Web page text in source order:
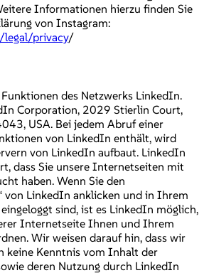
Informationen hierzu finden Sie
von Instagram:
privacy/
des Netzwerks LinkedIn.
Corporation, 2029 Stierlin Court,
USA. Bei jedem Abruf einer
von LinkedIn enthält, wird
von LinkedIn aufbaut. LinkedIn
dass Sie unsere Internetseiten mit
haben. Wenn Sie den
von LinkedIn anklicken und in Ihrem
sind, ist es LinkedIn möglich,
Internetseite Ihnen und Ihrem
Wir weisen darauf hin, dass wir
keine Kenntnis vom Inhalt der
deren Nutzung durch LinkedIn